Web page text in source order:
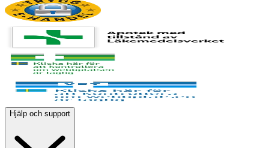
Hjälp och support